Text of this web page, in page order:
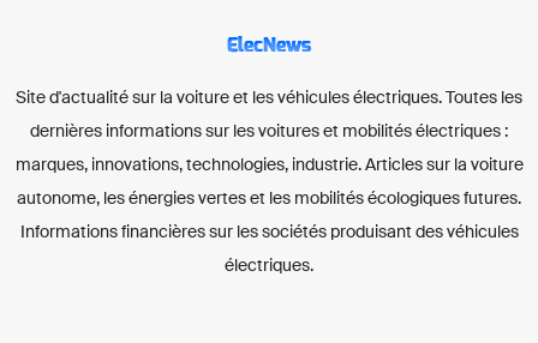
ElecNews
Site d'actualité sur la voiture et les véhicules électriques. Toutes les
dernières informations sur les voitures et mobilités électriques :
marques, innovations, technologies, industrie. Articles sur la voiture
autonome, les énergies vertes et les mobilités écologiques futures.
Informations financières sur les sociétés produisant des véhicules
électriques.